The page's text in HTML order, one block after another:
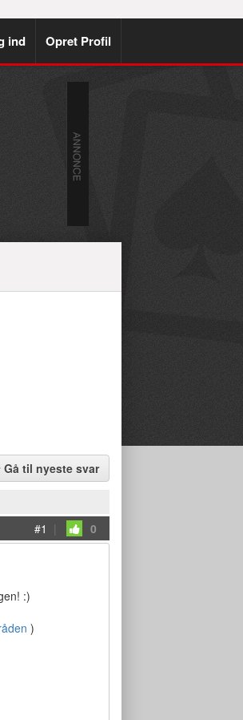
ind Opret Profil
Gå til nyeste svar
#1 | 0
:)
)